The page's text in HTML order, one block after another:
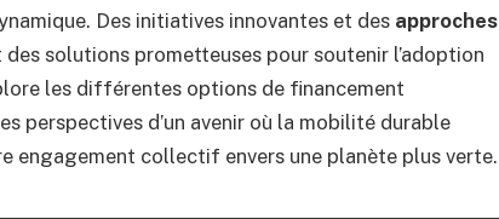
Des initiatives innovantes et des approches
solutions prometteuses pour soutenir l’adoption
les différentes options de financement
perspectives d’un avenir où la mobilité durable
engagement collectif envers une planète plus verte.